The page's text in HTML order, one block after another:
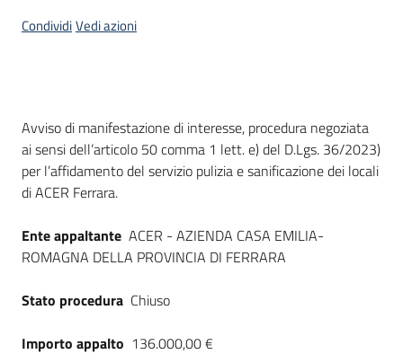
CondividiVedi azioni
Dati del bando
Avviso di manifestazione di interesse, procedura negoziata
ai sensi dell’articolo 50 comma 1 lett. e) del D.Lgs. 36/2023)
per l’affidamento del servizio pulizia e sanificazione dei locali
di ACER Ferrara.
Ente appaltante ACER - AZIENDA CASA EMILIA-
ROMAGNA DELLA PROVINCIA DI FERRARA
Stato procedura Chiuso
Importo appalto 136.000,00 €